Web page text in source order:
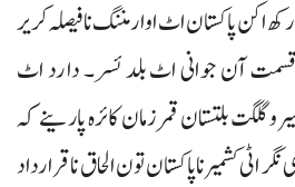
اکن پاکستان اٹ اوار مننگ نا فیصلہ کریر
قسمت آن جوانی اٹ بلد ئسر۔ دا رد اٹ
و گلگت بلتستان قمر زمان کائرہ پارینے کہ
نگر اٹی کشمیر نا پاکستان تون الحاق نا قرارداد